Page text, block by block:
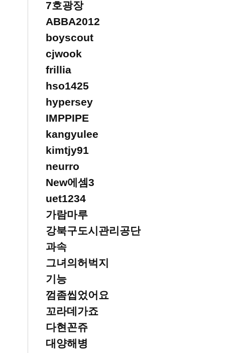
7호광장
ABBA2012
boyscout
cjwook
frillia
hso1425
hypersey
IMPPIPE
kangyulee
kimtjy91
neurro
New에셈3
uet1234
가람마루
강북구도시관리공단
과속
그녀의허벅지
기능
껌좀씹었어요
꼬라데가죠
다현꼰쥬
대양해병